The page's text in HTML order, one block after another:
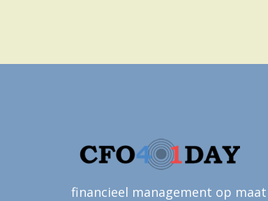
financieel management op maat